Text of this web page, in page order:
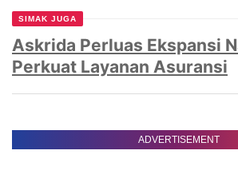
SIMAK JUGA
Askrida Perluas Ekspansi
Perkuat Layanan Asuransi
ADVERTISEMENT